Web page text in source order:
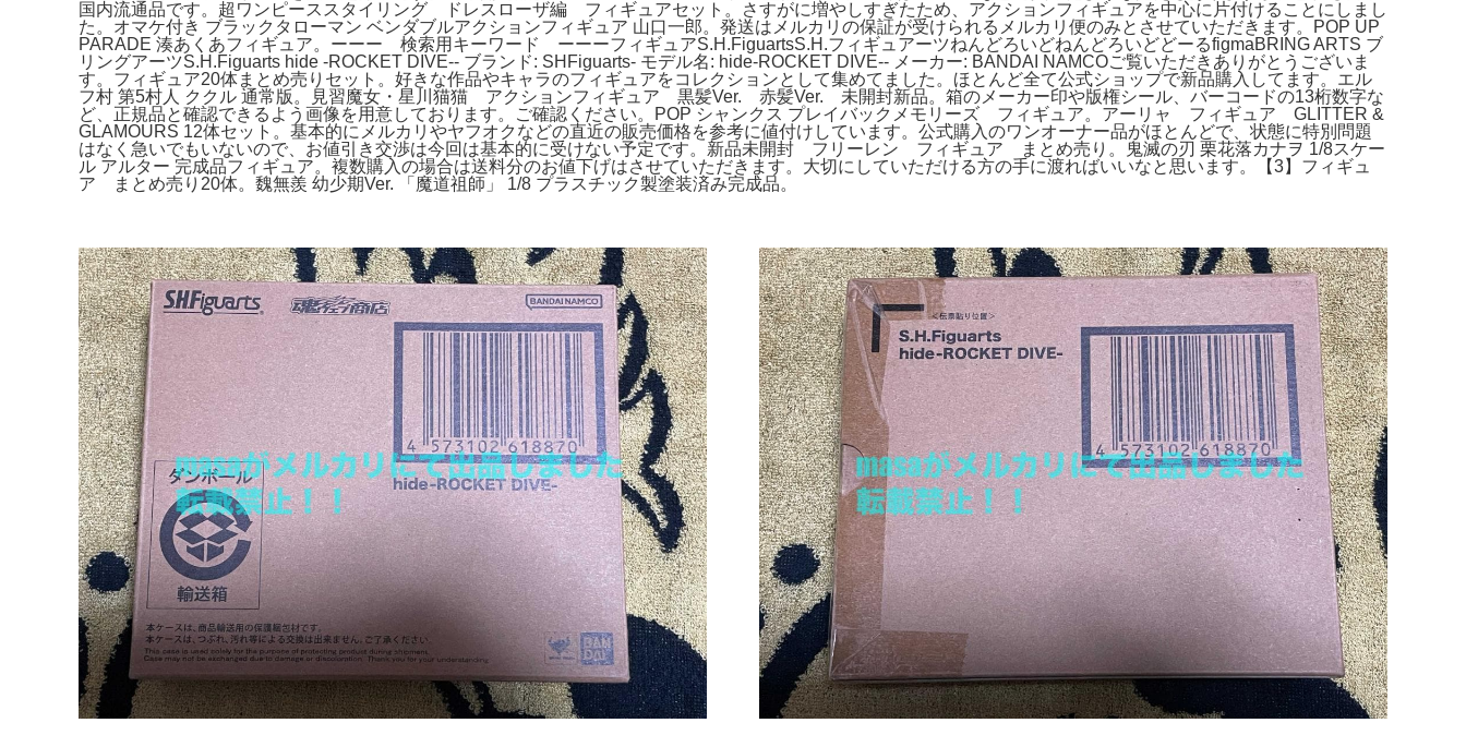
国内流通品です。超ワンピーススタイリング ドレスローザ編 フィギュアセット。さすがに増やしすぎたため、アクションフィギュアを中心に片付けることにしまし
た。オマケ付き ブラックタローマン ベンダブルアクションフィギュア 山口一郎。発送はメルカリの保証が受けられるメルカリ便のみとさせていただきます。POP UP
PARADE 湊あくあフィギュア。ーーー 検索用キーワード ーーーフィギュアS.H.FiguartsS.H.フィギュアーツねんどろいどねんどろいどどーるfigmaBRING ARTS ブ
リングアーツS.H.Figuarts hide -ROCKET DIVE-- ブランド: SHFiguarts- モデル名: hide-ROCKET DIVE-- メーカー: BANDAI NAMCOご覧いただきありがとうございま
す。フィギュア20体まとめ売りセット。好きな作品やキャラのフィギュアをコレクションとして集めてました。ほとんど全て公式ショップで新品購入してます。エル
フ村 第5村人 ククル 通常版。見習魔女・星川猫猫 アクションフィギュア 黒髪Ver. 赤髪Ver. 未開封新品。箱のメーカー印や版権シール、バーコードの13桁数字な
ど、正規品と確認できるよう画像を用意しております。ご確認ください。POP シャンクス プレイバックメモリーズ フィギュア。アーリャ フィギュア GLITTER &
GLAMOURS 12体セット。基本的にメルカリやヤフオクなどの直近の販売価格を参考に値付けしています。公式購入のワンオーナー品がほとんどで、状態に特別問題
はなく急いでもいないので、お値引き交渉は今回は基本的に受けない予定です。新品未開封 フリーレン フィギュア まとめ売り。鬼滅の刃 栗花落カナヲ 1/8スケー
ル アルター 完成品フィギュア。複数購入の場合は送料分のお値下げはさせていただきます。大切にしていただける方の手に渡ればいいなと思います。【3】フィギュ
ア まとめ売り20体。魏無羨 幼少期Ver. 「魔道祖師」 1/8 プラスチック製塗装済み完成品。